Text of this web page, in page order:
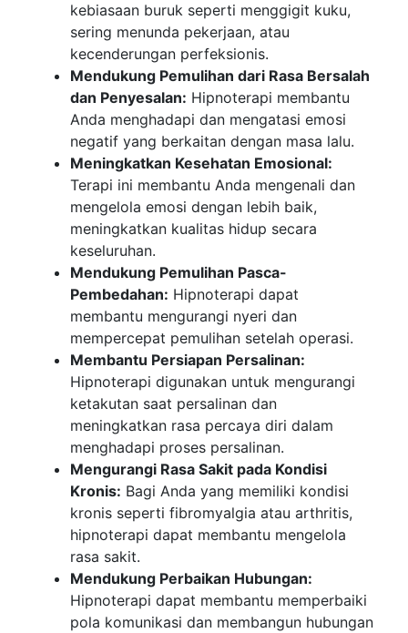
kebiasaan buruk seperti menggigit kuku,
sering menunda pekerjaan, atau
kecenderungan perfeksionis.
Mendukung Pemulihan dari Rasa Bersalah
dan Penyesalan: Hipnoterapi membantu
Anda menghadapi dan mengatasi emosi
negatif yang berkaitan dengan masa lalu.
Meningkatkan Kesehatan Emosional:
Terapi ini membantu Anda mengenali dan
mengelola emosi dengan lebih baik,
meningkatkan kualitas hidup secara
keseluruhan.
Mendukung Pemulihan Pasca-
Pembedahan: Hipnoterapi dapat
membantu mengurangi nyeri dan
mempercepat pemulihan setelah operasi.
Membantu Persiapan Persalinan:
Hipnoterapi digunakan untuk mengurangi
ketakutan saat persalinan dan
meningkatkan rasa percaya diri dalam
menghadapi proses persalinan.
Mengurangi Rasa Sakit pada Kondisi
Kronis: Bagi Anda yang memiliki kondisi
kronis seperti fibromyalgia atau arthritis,
hipnoterapi dapat membantu mengelola
rasa sakit.
Mendukung Perbaikan Hubungan:
Hipnoterapi dapat membantu memperbaiki
pola komunikasi dan membangun hubungan